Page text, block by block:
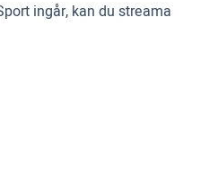
ingår, kan du streama